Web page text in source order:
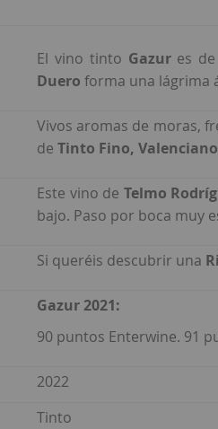
El vino tinto Gazures de
Duero forma una lágrima
Vivos aromas de moras,
de Tinto Fino,
Este vino de Telmo
bajo. Paso por boca muy
Si queréis descubrir una
Gazur 2021:
90 puntos Enterwine. 91
2022
Tinto